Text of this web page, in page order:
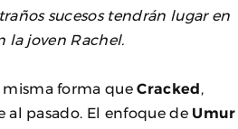
sucesos tendrán lugar en
la joven Rachel.
misma forma queCracked
al pasado. El enfoque de Umur